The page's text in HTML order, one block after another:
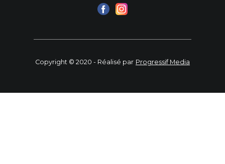
Copyright © 2020 - Réalisé par Progressif Media